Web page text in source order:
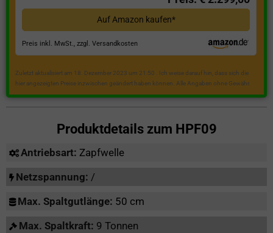
Auf Amazon kaufen*
Preis inkl. MwSt., zzgl. Versandkosten
Zuletzt aktualisiert am 18. Dezember 2023 um 21:50 . Ich weise darauf hin, dass sich die
hier angezeigten Preise inzwischen geändert haben können. Alle Angaben ohne Gewähr.
Produktdetails zum HPF09
Antriebsart: Zapfwelle
Netzspannung: /
Max. Spaltgutlänge: 50 cm
Max. Spaltkraft: 9 Tonnen